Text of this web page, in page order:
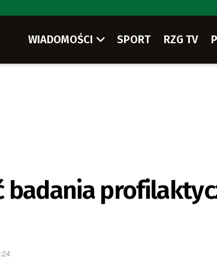
WIADOMOŚCI SPORT RZG TV
badania